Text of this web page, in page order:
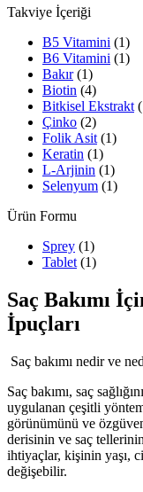
Takviye İçeriği
B5 Vitamini (1)
B6 Vitamini (1)
Bakır (1)
Biotin (4)
Bitkisel Ekstrakt
Çinko (2)
Folik Asit (1)
Keratin (1)
L-Arjinin (1)
Selenyum (1)
Ürün Formu
Sprey (1)
Tablet (1)
Saç Bakımı
İpuçları
Saç bakımı nedir ve
Saç bakımı, saç
uygulanan çeşitli
görünümünü ve
derisinin ve saç
ihtiyaçlar, kişinin yaşı,
değişebilir.